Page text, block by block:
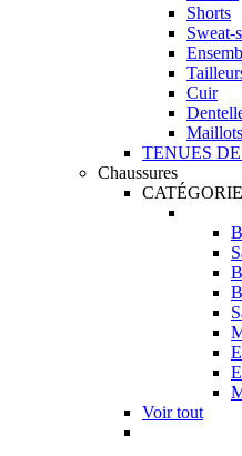
Shorts
Sweat-
Cuir
TENUES
Chaussures
Voir tout